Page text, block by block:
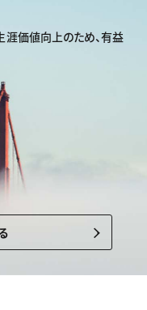
涯価値向上のため、有益